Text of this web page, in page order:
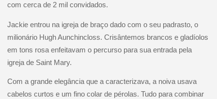
com cerca de 2 mil convidados.
Jackie entrou na igreja de braço dado com o seu padrasto, o
milionário Hugh Aunchincloss. Crisântemos brancos e gladíolos
em tons rosa enfeitavam o percurso para sua entrada pela
igreja de Saint Mary.
Com a grande elegância que a caracterizava, a noiva usava
cabelos curtos e um fino colar de pérolas. Tudo para combinar